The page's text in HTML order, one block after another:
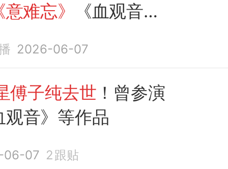
难忘》
《血观音》
2026-06-07
傅子纯去世 ！曾参演
观音》等作品
06-07 2 跟贴